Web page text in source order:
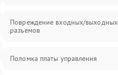
Повреждение входных/выходных
разъемов
Поломка платы управления